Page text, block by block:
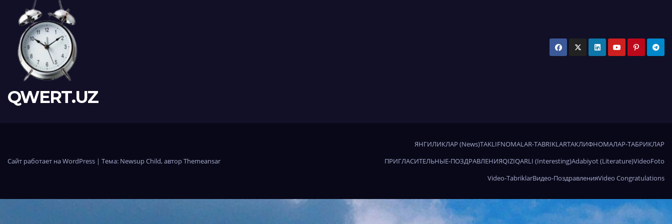
QWERT.UZ
Сайт работает на WordPress | Тема: Newsup Child, авторThemeansar
ЯНГИЛИКЛАР (News)TAKLIFNOMALAR-TABRIKLARТАКЛИФНОМАЛАР-ТАБРИКЛАР
ПРИГЛАСИТЕЛЬНЫЕ-ПОЗДРАВЛЕНИЯQIZIQARLI (Interesting)Adabiyot (Literature)VideoFoto
Video-TabriklarВидео-ПоздравленияVideo Congratulations